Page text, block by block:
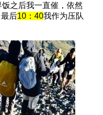
饭之后我一直催，依然
后10：40我作为压队